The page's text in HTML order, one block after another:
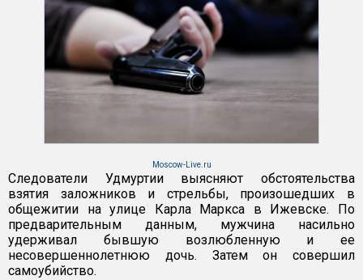
Moscow-Live.ru
Следователи Удмуртии выясняют обстоятельства
взятия заложников и стрельбы, произошедших в
общежитии на улице Карла Маркса в Ижевске. По
предварительным данным, мужчина насильно
удерживал бывшую возлюбленную и ее
несовершеннолетнюю дочь. Затем он совершил
самоубийство.